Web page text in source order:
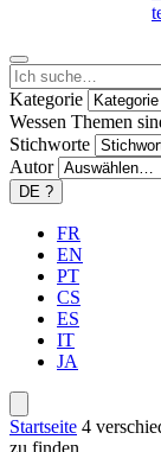
Kategorie
Wessen Themen
Stichworte
Autor
DE ?
FR
EN
PT
CS
ES
IT
JA
Startseite 4
zu finden